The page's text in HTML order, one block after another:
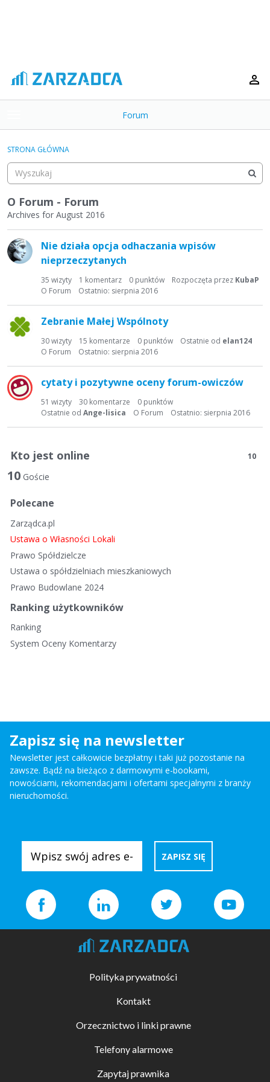
o
g
e
m
e
n
Forum
Kategorie
Dyskusje
Aktywność
STRONA GŁÓWNA
O Forum - Forum
Archives for August 2016
i
s
d
s
s
y
j
Nie działa opcja odhaczania wpisów
nieprzeczytanych
35 wizyty 1 komentarz 0 punktów Rozpoczęta przez KubaP
Ostatnio: sierpnia 2016
O Forum
Zebranie Małej Wspólnoty
30wizyty 15 komentarze 0 punktów Ostatnie od elan124
Ostatnio: sierpnia 2016
O Forum
cytaty i pozytywne oceny forum-owiczów
51 wizyty 30 komentarze 0 punktów
Ostatnie od Ange-lisica Ostatnio: sierpnia 2016
O Forum
Kto jest online 10
10 Goście
Polecane
Zarządca.pl
Ustawa o Własności Lokali
Prawo Spółdzielcze
Ustawa o spółdzielniach mieszkaniowych
Prawo Budowlane 2024
Ranking użytkowników
Ranking
System Oceny Komentarzy
Zapisz się na newsletter
Newsletter jest całkowicie bezpłatny i taki już pozostanie na
zawsze. Bądź na bieżąco z darmowymi e-bookami,
nowościami, rekomendacjami i ofertami specjalnymi z branży
nieruchomości.
Polityka prywatności
Kontakt
Orzecznictwo i linki prawne
Telefony alarmowe
Zapytaj prawnika